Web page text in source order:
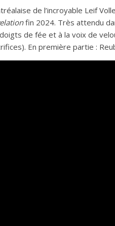
de l’incroyable Leif
fin 2024. Très attendu
de fée et à la voix de
En première partie :